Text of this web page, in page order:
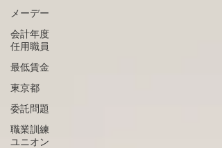
メーデー
会計年度
任用職員
最低賃金
東京都
委託問題
職業訓練
ユニオン